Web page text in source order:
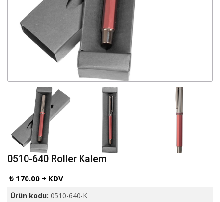
0510-640 Roller Kalem
₺ 170.00 + KDV
Ürün kodu: 0510-640-K